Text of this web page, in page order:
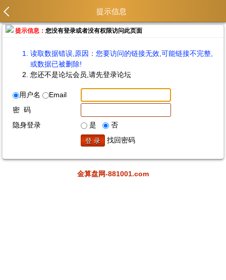
提示信息
提示信息：您没有登录或者没有权限访问此页面
读取数据错误,原因：您要访问的链接无效,可能链接不完整,
或数据已被删除!
您还不是论坛会员,请先登录论坛
用户名
Email
密 码
隐身登录
是
否
找回密码
金算盘网-881001.com